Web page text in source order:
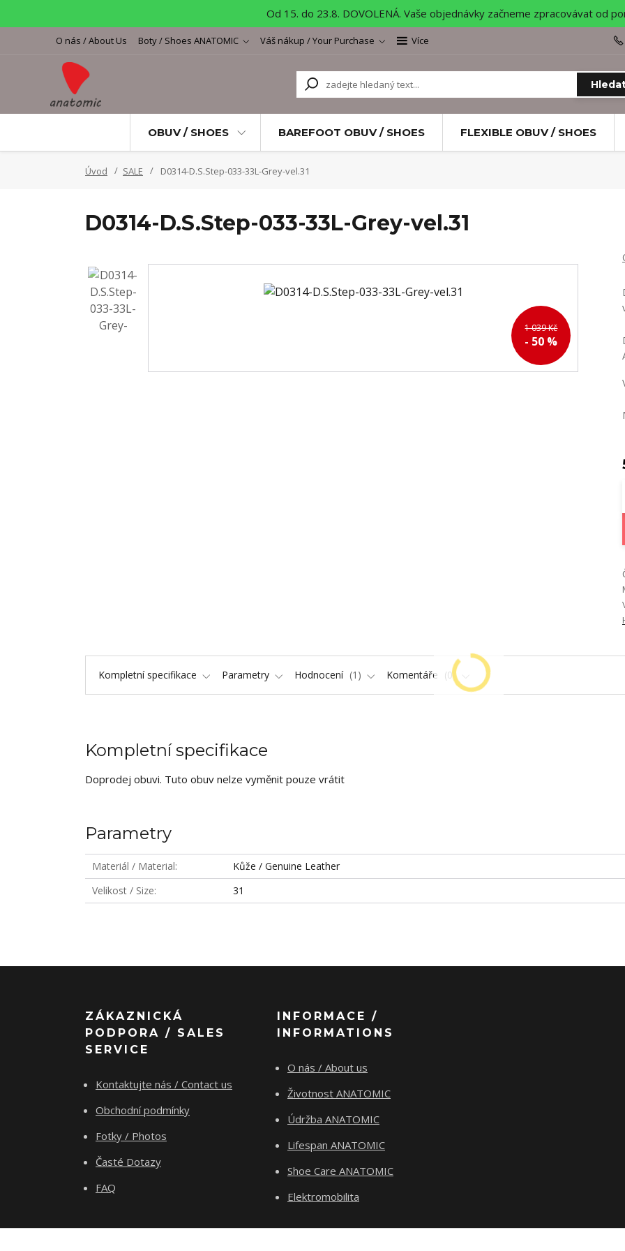
Od 15. do 23.8. DOVOLENÁ. Vaše objednávky začneme zpracovávat od
O nás / About Us Boty / Shoes ANATOMIC Váš nákup / Your Purchase Více
OBUV / SHOES BAREFOOT OBUV / SHOES FLEXIBLE OBUV / SHOES
Úvod SALE D0314-D.S.Step-033-33L-Grey-vel.31
D0314-D.S.Step-033-33L-Grey-vel.31
1 039 Kč
- 50 %
Kompletní specifikace Parametry Hodnocení 1 Komentáře 0
Kompletní specifikace
Doprodej obuvi. Tuto obuv nelze vyměnit pouze vrátit
Parametry
Materiál / Material
Kůže / Genuine Leather
Velikost / Size
31
ZÁKAZNICKÁ
PODPORA / SALES
SERVICE
Kontaktujte nás / Contact us
Obchodní podmínky
Fotky / Photos
Časté Dotazy
FAQ
INFORMACE /
INFORMATIONS
O nás / About us
Životnost ANATOMIC
Údržba ANATOMIC
Lifespan ANATOMIC
Shoe Care ANATOMIC
Elektromobilita